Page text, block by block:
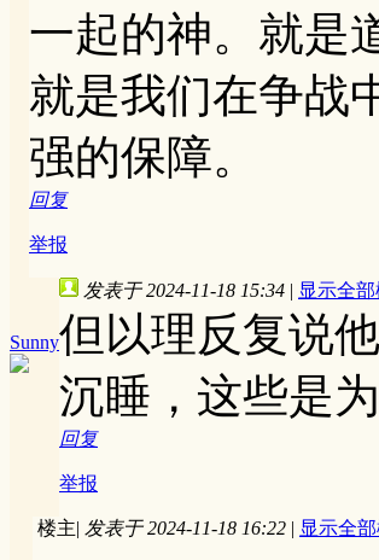
一起的神。就是
就是我们在争战
强的保障。
回复
举报
Sunny
发表于 2024-11-18 15:34 | 显示全
但以理反复说
沉睡，这些是
回复
举报
楼主| 发表于 2024-11-18 16:22 | 显示全